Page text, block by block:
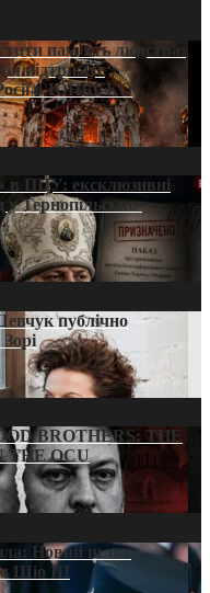
пам’ять людства:
підтримує
Росії в ЮНЕСКО
ексклюзивні
у Тернопільсько-
публічно
BROTHERS: THE
THE OCU
Новий шлях
Шіо III